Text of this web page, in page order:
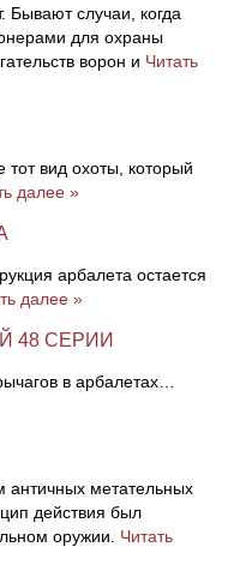
Бывают случаи, когда
для охраны
ворон и Читать
вид охоты, который
далее »
арбалета остается
далее »
48 СЕРИИ
в арбалетах…
античных метательных
действия был
оружии. Читать